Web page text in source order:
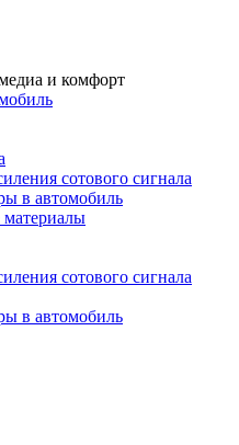
и комфорт
сотового сигнала
в автомобиль
сотового сигнала
в автомобиль